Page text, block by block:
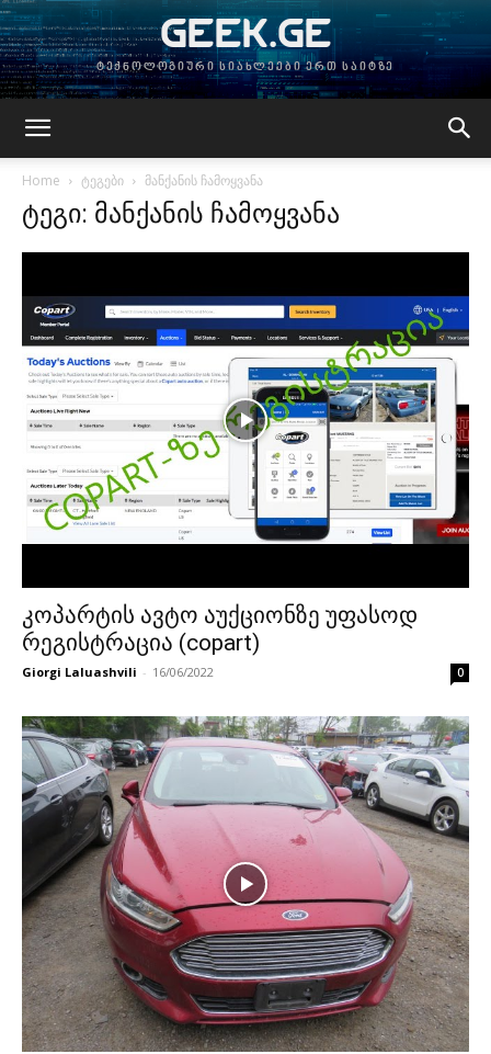
GEEK.GE
ტექნოლოგიური სიახლეები ერთ საიტზე
Home ტეგები მანქანის ჩამოყვანა
ტეგი: მანქანის ჩამოყვანა
კოპარტის ავტო აუქციონზე უფასოდ
რეგისტრაცია (copart)
Giorgi Laluashvili - 16/06/2022 0